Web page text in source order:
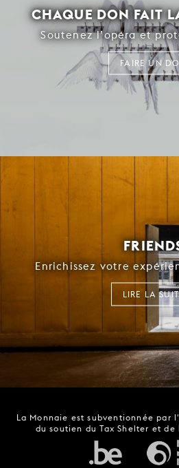
CHAQUE DON FAIT
Soutenez l’opéra et
FAIRE UN
Enrichissez votre
LIRE LA
La Monnaie est subventionnée
du soutien du Tax Shelter et